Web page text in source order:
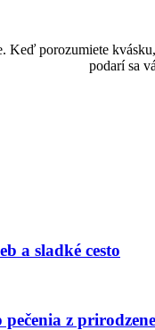
Keď porozumiete
podarí sa
a sladké cesto
z